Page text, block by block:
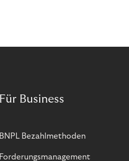
Für Business
BNPL Bezahlmethoden
Forderungsmanagement